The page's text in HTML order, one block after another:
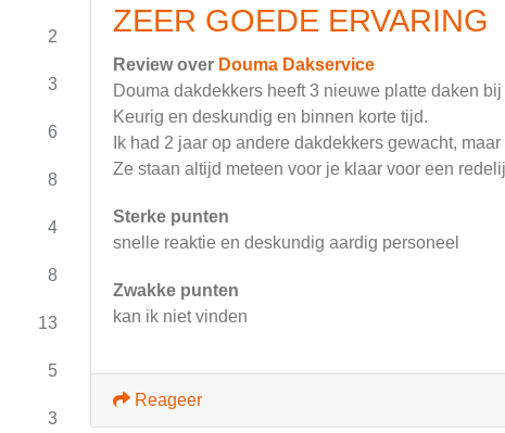
2
3
6
8
4
8
13
5
3
ZEER GOEDE ERVARING
Review over Douma Dakservice
Douma dakdekkers heeft 3 nieuwe platte daken
Keurig en deskundig en binnen korte tijd.
Ik had 2 jaar op andere dakdekkers gewacht,
Ze staan altijd meteen voor je klaar voor een
Sterke punten
snelle reaktie en deskundig aardig personeel
Zwakke punten
kan ik niet vinden
Reageer